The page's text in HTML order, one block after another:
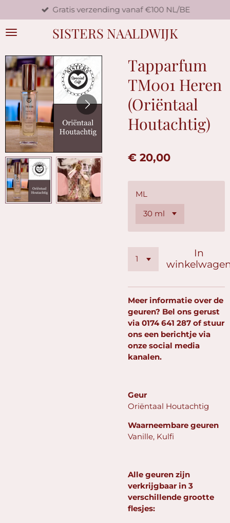
direct
naar
hoofdinhoud
SISTERS NAALDWIJK
Gratis verzending vanaf €100 NL/BE
Tapparfum
TM001 Heren
(Oriëntaal
Houtachtig)
€ 20,00
ML
In
Meer informatie over de
geuren? Bel ons gerust
via 0174 641 287 of stuur
ons een berichtje via
onze social media
kanalen.
Geur
Oriëntaal Houtachtig
Waarneembare geuren
Vanille, Kulfi
Alle geuren zijn
verkrijgbaar in 3
verschillende grootte
flesjes: